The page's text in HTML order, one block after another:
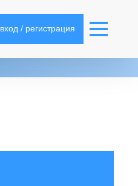
вход / регистрация